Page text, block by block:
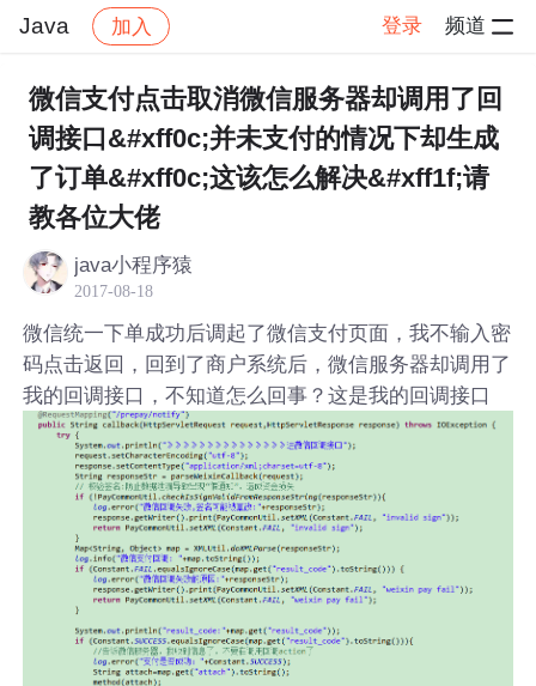
Java 加入 登录 频道
社区 Java 帖子详情
微信支付点击取消微信服务器却调用了回
调接口&#xff0c;并未支付的情况下却生成
了订单&#xff0c;这该怎么解决&#xff1f;请
教各位大佬
java小程序猿
2017-08-18
微信统一下单成功后调起了微信支付页面，我不输入密
码点击返回，回到了商户系统后，微信服务器却调用了
我的回调接口，不知道怎么回事？这是我的回调接口